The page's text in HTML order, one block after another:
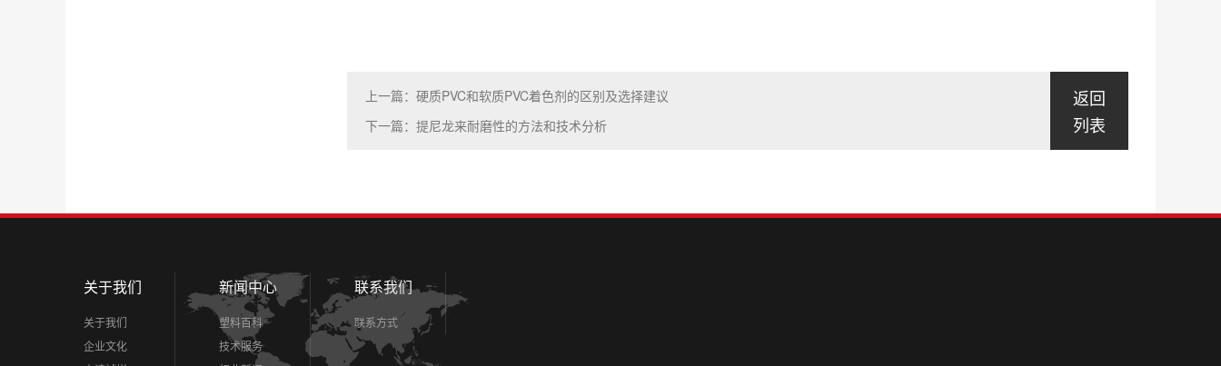
上一篇：硬质PVC和软质PVC着色剂的区别及选择建议
下一篇：提尼龙来耐磨性的方法和技术分析
返回
列表
关于我们
关于我们
企业文化
新闻中心
塑料百科
技术服务
联系我们
联系方式